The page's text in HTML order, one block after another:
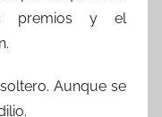
premios y el
Aunque se